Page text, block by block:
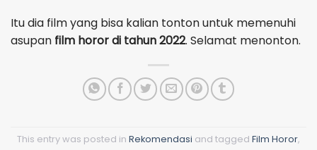
Itu dia film yang bisa kalian tonton untuk memenuhi
asupan film horor di tahun 2022. Selamat menonton.
This entry was posted in Rekomendasi and tagged Film Horor,